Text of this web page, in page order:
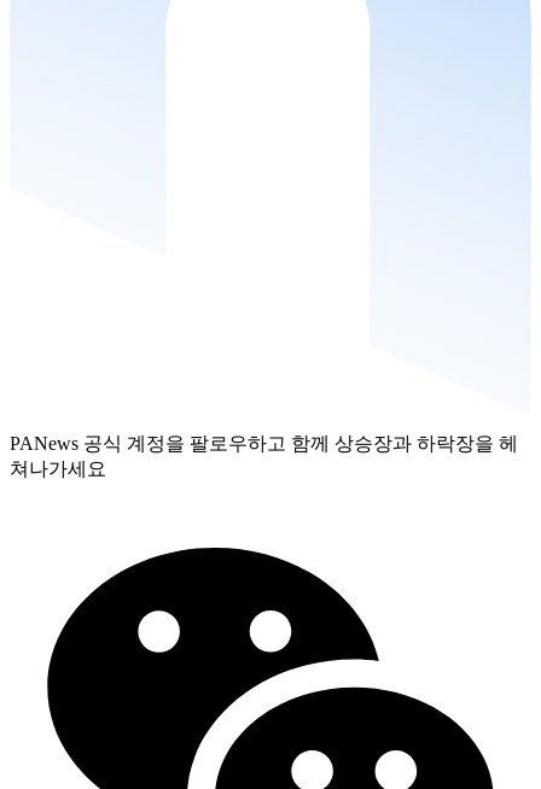
PANews 공식 계정을 팔로우하고 함께 상승장과 하락장을 헤
쳐나가세요